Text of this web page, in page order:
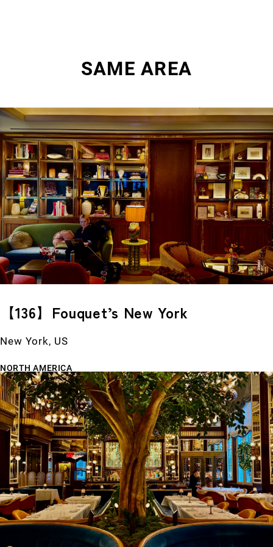
SAME AREA
【136】Fouquet’s New York
New York, US
NORTH AMERICA